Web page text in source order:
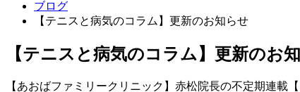
ブログ
【テニスと病気のコラム】更新のお知らせ
【テニスと病気のコラム】更新のお
【あおばファミリークリニック】赤松院長の不定期連載